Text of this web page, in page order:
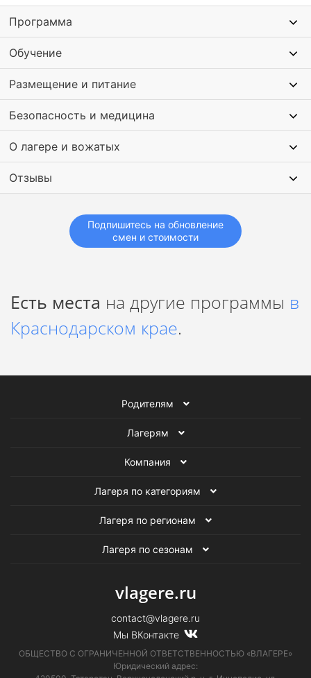
чувствует себя нужным и любимым, будет услышанным и
понятым.
Команда вожатых, работающая вместе годами, создает
волшебный фэнтези-мир, где каждый становится важным
участником приключения, обретает друзей,
раскрепощается, учится брать на себя ответственность,
личность в атмосфере тепла и любви.
Программа
Обучение
Размещение и питание
Безопасность и медицина
О лагере и вожатых
Отзывы
Подпишитесь на обновление
смен и стоимости
Есть места на другие программы в
Краснодарском крае.
Родителям
Лагерям
Компания
Лагеря по категориям
Лагеря по регионам
Лагеря по сезонам
vlagere.ru
contact@vlagere.ru
Мы ВКонтакте
ОБЩЕСТВО С ОГРАНИЧЕННОЙ ОТВЕТСТВЕННОСТЬЮ «ВЛАГЕРЕ»
Юридический адрес: